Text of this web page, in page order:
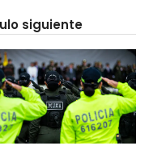
siguiente